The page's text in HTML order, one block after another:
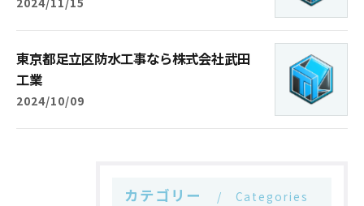
東京都足立区防水工事なら株式会社武田
工業
2024/10/09
カテゴリー Categories